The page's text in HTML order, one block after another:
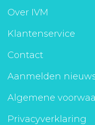
Over IVM
Klantenservice
Contact
Aanmelden
Algemene
Privacyverklaring